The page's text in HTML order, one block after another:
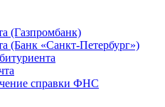
(Газпромбанк)
(Банк «Санкт-Петербург»)
справки ФНС